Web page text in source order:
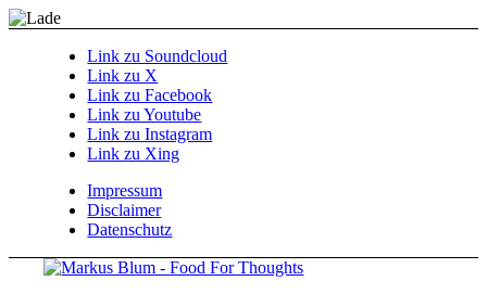
Link zu Soundcloud
Link zu X
Link zu Facebook
Link zu Youtube
Link zu Instagram
Link zu Xing
Impressum
Disclaimer
Datenschutz